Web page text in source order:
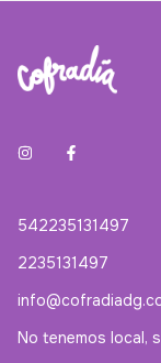
542235131497
2235131497
No tenemos local,